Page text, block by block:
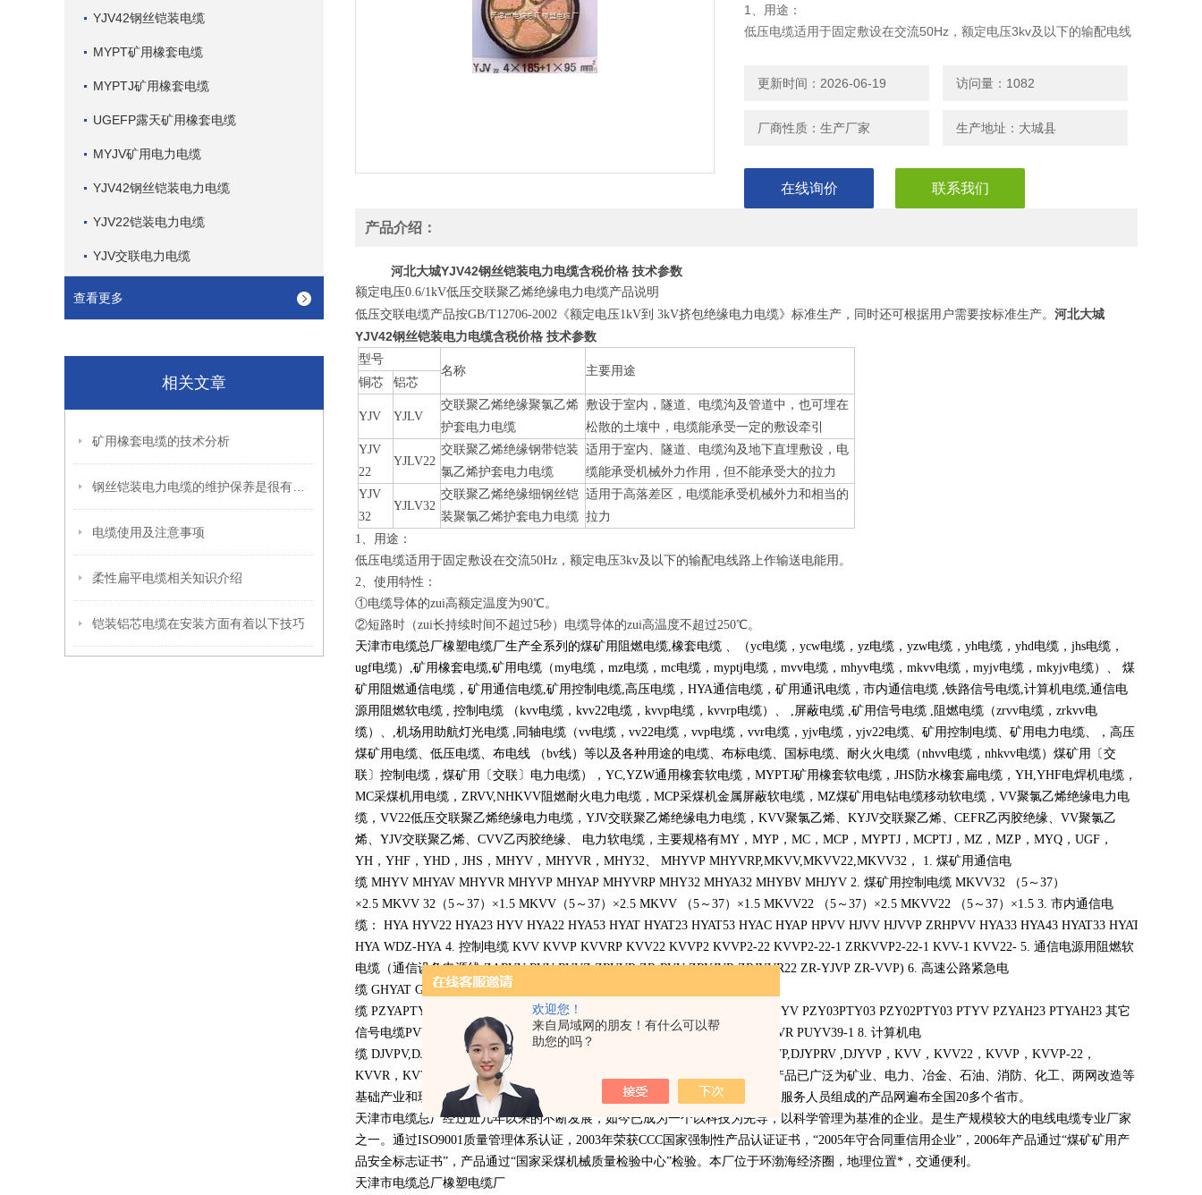
欢迎您！
来自局域网的朋友！有什么可以帮
助您的吗？
YJV42钢丝铠装电缆
MYPT矿用橡套电缆
MYPTJ矿用橡套电缆
UGEFP露天矿用橡套电缆
MYJV矿用电力电缆
YJV42钢丝铠装电力电缆
YJV22铠装电力电缆
YJV交联电力电缆
查看更多
相关文章
矿用橡套电缆的技术分析
电缆使用及注意事项
柔性扁平电缆相关知识介绍
铠装铝芯电缆在安装方面有着以下技巧
1、用途：
低压电缆适用于固定敷设在交流50Hz，额定电压3kv及以下的输配电线
2、使用特性：
250℃。
更新时间：2026-06-19 访问量：1082
厂商性质：生产厂家 生产地址：大城县
在线询价 联系我们
产品介绍：
河北大城YJV42钢丝铠装电力电缆含税价格 技术参数
额定电压0.6/1kV低压交联聚乙烯绝缘电力电缆产品说明
低压交联电缆产品按GB/T12706-2002《额定电压1kV到 3kV挤包绝缘电力电缆》标准生产，同时还可根据用户需要按标准生产。 河北大城
YJV42钢丝铠装电力电缆含税价格 技术参数
型号
名称
主要用途
铜芯
铝芯
YJV YJLV
交联聚乙烯绝缘聚氯乙烯
护套电力电缆
敷设于室内，隧道、电缆沟及管道中，也可埋在
松散的土壤中，电缆能承受一定的敷设牵引
YJV
22
YJLV22
交联聚乙烯绝缘钢带铠装
氯乙烯护套电力电缆
适用于室内、隧道、电缆沟及地下直埋敷设，电
缆能承受机械外力作用，但不能承受大的拉力
YJV
32
YJLV32
交联聚乙烯绝缘细钢丝铠
装聚氯乙烯护套电力电缆
适用于高落差区，电缆能承受机械外力和相当的
拉力
1、用途：
低压电缆适用于固定敷设在交流50Hz，额定电压3kv及以下的输配电线路上作输送电能用。
2、使用特性：
①电缆导体的zui高额定温度为90℃。
②短路时（zui长持续时间不超过5秒）电缆导体的zui高温度不超过250℃。
天津市电缆总厂橡塑电缆厂生产全系列的煤矿用阻燃电缆,橡套电缆 、（yc电缆，ycw电缆，yz电缆，yzw电缆，yh电缆，yhd电缆，jhs电缆，
ugf电缆）,矿用橡套电缆,矿用电缆（my电缆，mz电缆，mc电缆，myptj电缆，mvv电缆，mhyv电缆，mkvv电缆，myjv电缆，mkyjv电缆）、 煤
矿用阻燃通信电缆，矿用通信电缆,矿用控制电缆,高压电缆，HYA通信电缆，矿用通讯电缆，市内通信电缆 ,铁路信号电缆,计算机电缆,通信电
源用阻燃软电缆 , 控制电缆 （kvv电缆，kvv22电缆，kvvp电缆，kvvrp电缆）、 ,屏蔽电缆 ,矿用信号电缆 ,阻燃电缆（zrvv电缆，zrkvv电
缆）、,机场用助航灯光电缆 ,同轴电缆（vv电缆，vv22电缆，vvp电缆，vvr电缆，yjv电缆，yjv22电缆、矿用控制电缆、矿用电力电缆、，高压
煤矿用电缆、低压电缆、布电线 （bv线）等以及各种用途的电缆、布标电缆、国标电缆、耐火火电缆（nhvv电缆，nhkvv电缆）煤矿用〔交
联〕控制电缆，煤矿用〔交联〕电力电缆），YC,YZW通用橡套软电缆，MYPTJ矿用橡套软电缆，JHS防水橡套扁电缆，YH,YHF电焊机电缆，
MC采煤机用电缆，ZRVV,NHKVV阻燃耐火电力电缆，MCP采煤机金属屏蔽软电缆，MZ煤矿用电钻电缆移动软电缆，VV聚氯乙烯绝缘电力电
缆，VV22低压交联聚乙烯绝缘电力电缆，YJV交联聚乙烯绝缘电力电缆，KVV聚氯乙烯、KYJV交联聚乙烯、CEFR乙丙胶绝缘、VV聚氯乙
烯、YJV交联聚乙烯、CVV乙丙胶绝缘、 电力软电缆，主要规格有MY，MYP，MC，MCP，MYPTJ，MCPTJ，MZ，MZP，MYQ，UGF，
YH，YHF，YHD，JHS，MHYV，MHYVR，MHY32、 MHYVP MHYVRP,MKVV,MKVV22,MKVV32， 1. 煤矿用通信电
缆 MHYV MHYAV MHYVR MHYVP MHYAP MHYVRP MHY32 MHYA32 MHYBV MHJYV 2. 煤矿用控制电缆 MKVV32 （5～37）
×2.5 MKVV 32（5～37）×1.5 MKVV（5～37）×2.5 MKVV （5～37）×1.5 MKVV22 （5～37）×2.5 MKVV22 （5～37）×1.5 3. 市内通信电
缆： HYA HYV22 HYA23 HYV HYA22 HYA53 HYAT HYAT23 HYAT53 HYAC HYAP HPVV HJVV HJVVP ZRHPVV HYA33 HYA43 HYAT33 HYAT43 HYY
HYA WDZ-HYA 4. 控制 电缆 KVV KVVP KVVRP KVV22 KVVP2 KVVP2-22 KVVP2-22-1 ZRKVVP2-22-1 KVV-1 KVV22- 5. 通信电源用阻燃软
电缆（通信设备电源线 ZARVV RVV RVVZ ZRVVR ZR-RVV ZRYJVR ZRJYVR22 ZR-YJVP ZR-VVP) 6. 高速公路紧急电
缆 GHYAT GHYAT53 7. 铁路信号电
缆 PZYAPTYA PZYA23PTYA23 PZYA22PTYA22 PZY23PTY23 PZY22PTY22 PYV PZY03PTY03 PZY02PTY03 PTYV PZYAH23 PTYAH23 其它
信号电缆PVV PVV22 PDYVP PDYJVP PDYJP3/32 HSVV HSVVP PUYV PUYVR PUYV39-1 8. 计算机电
缆 DJVPV,DJVVP,DJYJVP,DJYPV,DJYJPV,DJVPVP, DJYPVP, DJYJPVP,JVV,JVVP,DJYPRV ,DJYVP，KVV，KVV22，KVVP，KVVP-22，
KVVR，KVVRP，KVVRP-22，VV，VV22，VLV，VLV22，YJV，YJV22等产品已广泛为矿业、电力、冶金、石油、消防、化工、两网改造等
基础产业和现代化工程配套，并多次应用在重点建设项目中，80余人的销售及服务人员组成的产品网遍布全国20多个省市。
天津市电缆总厂经过近几年以来的不断发展，如今已成为一个以科技为先导，以科学管理为基准的企业。是生产规模较大的电线电缆专业厂家
之一。通过ISO9001质量管理体系认证，2003年荣获CCC国家强制性产品认证证书，“2005年守合同重信用企业”，2006年产品通过“煤矿矿用产
品安全标志证书”，产品通过“国家采煤机械质量检验中心”检验。本厂位于环渤海经济圈，地理位置*，交通便利。
天津市电缆总厂橡塑电缆厂